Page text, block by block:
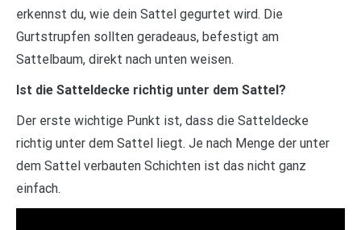
erkennst du, wie dein Sattel gegurtet wird. Die
Gurtstrupfen sollten geradeaus, befestigt am
Sattelbaum, direkt nach unten weisen.
Ist die Satteldecke richtig unter dem Sattel?
Der erste wichtige Punkt ist, dass die Satteldecke
richtig unter dem Sattel liegt. Je nach Menge der unter
dem Sattel verbauten Schichten ist das nicht ganz
einfach.